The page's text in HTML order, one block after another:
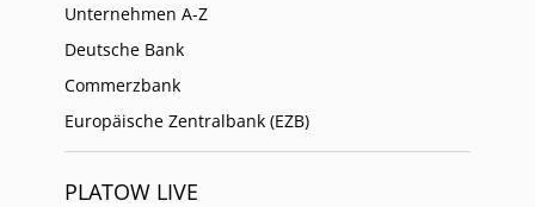
Unternehmen A-Z
Deutsche Bank
Commerzbank
Europäische Zentralbank (EZB)
PLATOW LIVE